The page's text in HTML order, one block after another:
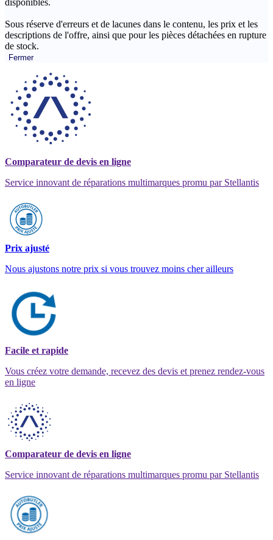
Sous réserve d'erreurs et de lacunes dans le contenu, les prix et les
descriptions de l'offre, ainsi que pour les pièces détachées en rupture
de stock.
Fermer
Comparateur de devis en ligne
Service innovant de réparations multimarques promu par Stellantis
Prix ajusté
Nous ajustons notre prix si vous trouvez moins cher ailleurs
Facile et rapide
Vous créez votre demande, recevez des devis et prenez rendez-vous
en ligne
Comparateur de devis en ligne
Service innovant de réparations multimarques promu par Stellantis